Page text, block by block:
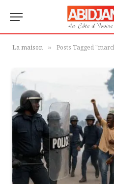
La maison » Posts Tagged